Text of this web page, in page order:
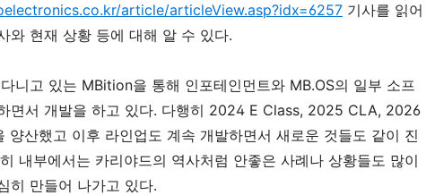
article/articleView.asp?idx=6257 기사를 읽어
와 현재 상황 등에 대해 알 수 있다.
니고 있는 MBition을 통해 인포테인먼트와 MB.OS의 일부 소프
면서 개발을 하고 있다. 다행히 2024 E Class, 2025 CLA, 2026
양산했고 이후 라인업도 계속 개발하면서 새로운 것들도 같이 진
내부에서는 카리야드의 역사처럼 안좋은 사례나 상황들도 많이
히 만들어 나가고 있다.